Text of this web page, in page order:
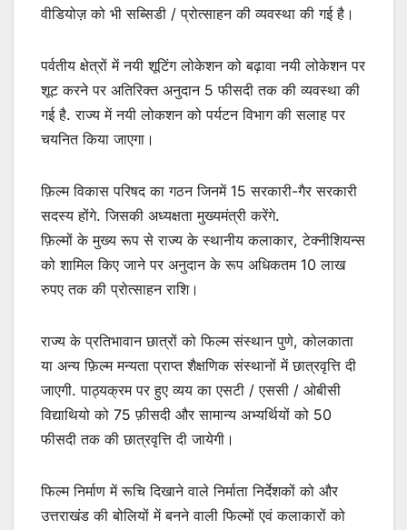
वीडियोज़ को भी सब्सिडी / प्रोत्साहन की व्यवस्था की गई है।
पर्वतीय क्षेत्रों में नयी शूटिंग लोकेशन को बढ़ावा नयी लोकेशन पर
शूट करने पर अतिरिक्त अनुदान 5 फीसदी तक की व्यवस्था की
गई है. राज्य में नयी लोकशन को पर्यटन विभाग की सलाह पर
चयनित किया जाएगा।
फ़िल्म विकास परिषद का गठन जिनमें 15 सरकारी-गैर सरकारी
सदस्य होंगे. जिसकी अध्यक्षता मुख्यमंत्री करेंगे.
फ़िल्मों के मुख्य रूप से राज्य के स्थानीय कलाकार, टेक्नीशियन्स
को शामिल किए जाने पर अनुदान के रूप अधिकतम 10 लाख
रुपए तक की प्रोत्साहन राशि।
राज्य के प्रतिभावान छात्रों को फिल्म संस्थान पुणे, कोलकाता
या अन्य फ़िल्म मन्यता प्राप्त शैक्षणिक संस्थानों में छात्रवृत्ति दी
जाएगी. पाठ्यक्रम पर हुए व्यय का एसटी / एससी / ओबीसी
विद्याथियो को 75 फ़ीसदी और सामान्य अभ्यर्थियों को 50
फीसदी तक की छात्रवृत्ति दी जायेगी।
फिल्म निर्माण में रूचि दिखाने वाले निर्माता निर्देशकों को और
उत्तराखंड की बोलियों में बनने वाली फिल्मों एवं कलाकारों को